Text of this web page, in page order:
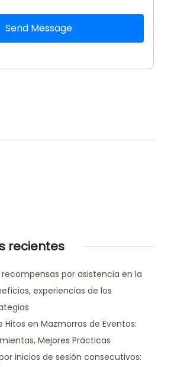
Send Message
recientes
por asistencia en la
experiencias de los
en Mazmorras de Eventos:
Mejores Prácticas
inicios de sesión consecutivos: